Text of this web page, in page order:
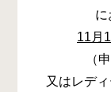
に
11月
（
又はレデ